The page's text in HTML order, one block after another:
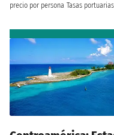
precio por persona Tasas portuarias